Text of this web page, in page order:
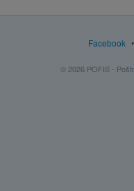
Facebook
© 2026 POFIS -